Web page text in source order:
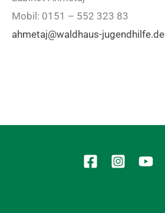
Mobil: 0151 – 552 323 83
ahmetaj@waldhaus-jugendhilfe.de